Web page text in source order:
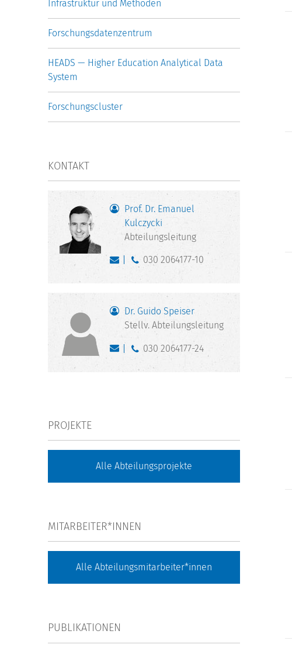
Infrastruktur und Methoden
Forschungsdatenzentrum
HEADS — Higher Education Analytical Data
System
Forschungscluster
KONTAKT
Prof. Dr. Emanuel
Kulczycki
Abteilungsleitung
030 2064177-10
Dr. Guido Speiser
Stellv. Abteilungsleitung
030 2064177-24
PROJEKTE
Alle Abteilungsprojekte
MITARBEITER*INNEN
Alle Abteilungsmitarbeiter*innen
PUBLIKATIONEN